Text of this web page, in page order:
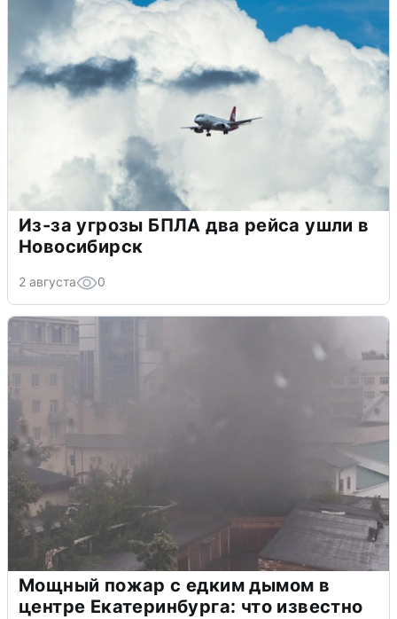
Из-за угрозы БПЛА два рейса ушли в
Новосибирск
2 августа 0
Мощный пожар с едким дымом в
центре Екатеринбурга: что известно